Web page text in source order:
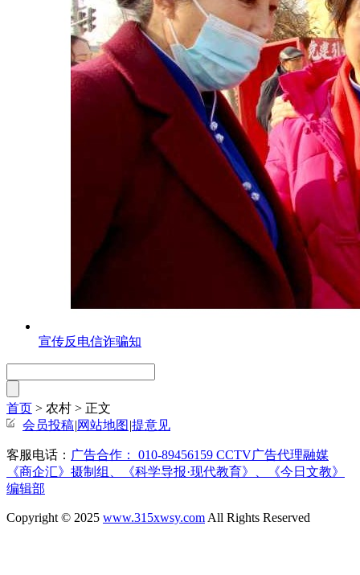
宣传反电信诈骗知
首页 > 农村 > 正文
会员投稿|网站地图 |提意见
客服电话： 广告合作： 010-89456159 CCTV广告代理融媒
《商企汇》摄制组、《科学导报·现代教育》、《今日文教》
编辑部
Copyright © 2025 www.315xwsy.com All Rights Reserved